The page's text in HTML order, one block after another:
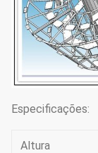
Especificações:
Altura